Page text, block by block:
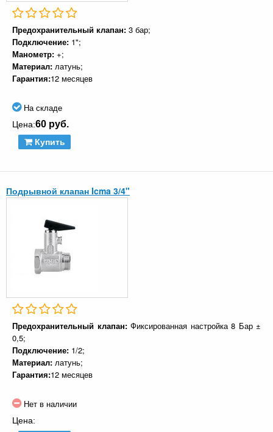
Предохранительный клапан: 3 бар;
Подключение: 1";
Манометр: +;
Материал: латунь;
Гарантия:12 месяцев
На складе
Цена:60 руб.
Купить
Подрывной клапан Icma 3/4"
Предохранительный клапан: Фиксированная настройка 8 Бар ±
0,5;
Подключение: 1/2;
Материал: латунь;
Гарантия:12 месяцев
Нет в наличии
Цена: